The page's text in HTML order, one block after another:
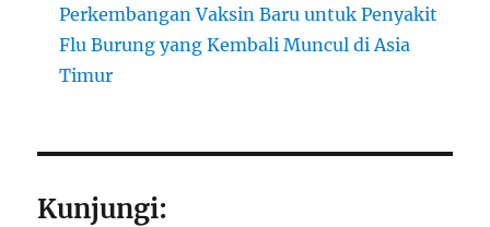
Perkembangan Vaksin Baru untuk Penyakit
Flu Burung yang Kembali Muncul di Asia
Timur
Kunjungi: